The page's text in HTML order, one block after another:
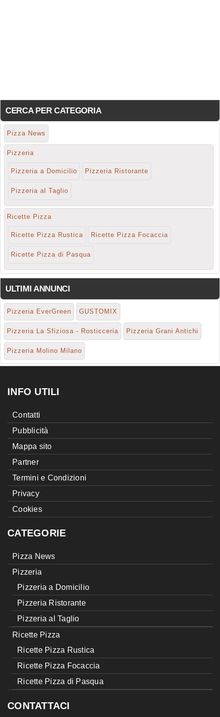
CERCA PER CATEGORIA
Pizza News
Pizzeria
Pizzeria a Domicilio Pizzeria Ristorante
Pizzeria al Taglio
Ricette Pizza
Ricette Pizza Rustica Ricette Pizza Focaccia
Ricette Pizza di Pasqua
ULTIMI ANNUNCI
Pizzeria EverGreen GUSTOMIX
Pizzeria La Sfiziosa - Rosticceria Pizzeria Grani Antichi
Pizzeria Molino Milano
INFO UTILI
Contatti
Pubblicità
Mappa sito
Partner
Termini e Condizioni
Privacy
Cookies
CATEGORIE
Pizza News
Pizzeria
Pizzeria a Domicilio
Pizzeria Ristorante
Pizzeria al Taglio
Ricette Pizza
Ricette Pizza Rustica
Ricette Pizza Focaccia
Ricette Pizza di Pasqua
CONTATTACI